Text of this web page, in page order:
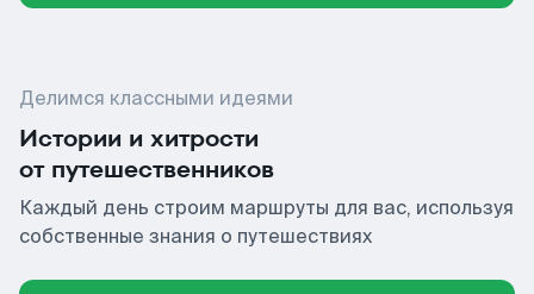
Делимся классными идеями
Истории и хитрости
от путешественников
Каждый день строим маршруты для вас, используя
собственные знания о путешествиях